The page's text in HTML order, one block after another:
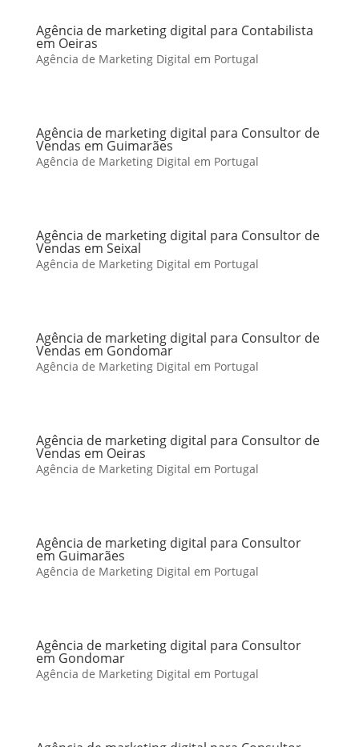
Agência de marketing digital para Contabilista
em Oeiras
Agência de Marketing Digital em Portugal
Agência de marketing digital para Consultor de
Vendas em Guimarães
Agência de Marketing Digital em Portugal
Agência de marketing digital para Consultor de
Vendas em Seixal
Agência de Marketing Digital em Portugal
Agência de marketing digital para Consultor de
Vendas em Gondomar
Agência de Marketing Digital em Portugal
Agência de marketing digital para Consultor de
Vendas em Oeiras
Agência de Marketing Digital em Portugal
Agência de marketing digital para Consultor
em Guimarães
Agência de Marketing Digital em Portugal
Agência de marketing digital para Consultor
em Gondomar
Agência de Marketing Digital em Portugal